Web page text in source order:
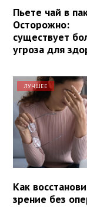
Пьете чай в
Осторожно:
существует
угроза для
ЛУЧШЕЕ
Как
зрение без